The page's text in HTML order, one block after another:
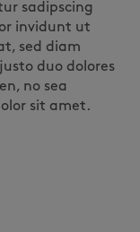
sadipscing
invidunt ut
sed diam
duo dolores
no sea
sit amet.